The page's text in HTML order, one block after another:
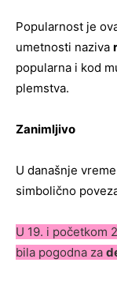
Popularnost je
umetnosti naziva
popularna i kod
plemstva.
Zanimljivo
U današnje
simbolično
U 19. i početkom
bila pogodna za